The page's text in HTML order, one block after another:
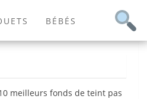
BÉBÉS
meilleurs fonds de teint pas